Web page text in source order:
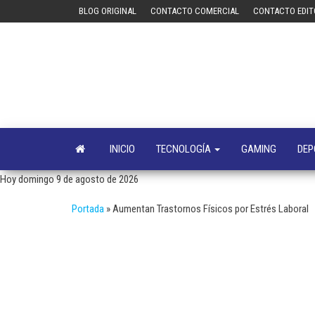
BLOG ORIGINAL CONTACTO COMERCIAL CONTACTO
INICIO TECNOLOGÍA GAMING
Hoy domingo 9 de agosto de 2026
Portada »Aumentan Trastornos Físicos por Estrés Laboral